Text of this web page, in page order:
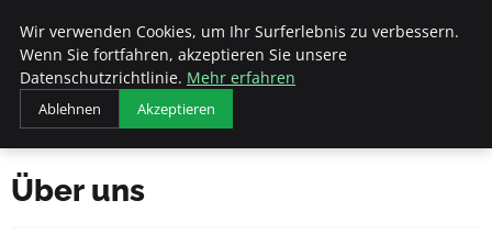
Veranstaltungen
Fds
Über uns
Wir verwenden Cookies, um Ihr Surferlebnis zu verbessern.
Wenn Sie fortfahren, akzeptieren Sie unsere
Datenschutzrichtlinie. Mehr erfahren
Ablehnen Akzeptieren